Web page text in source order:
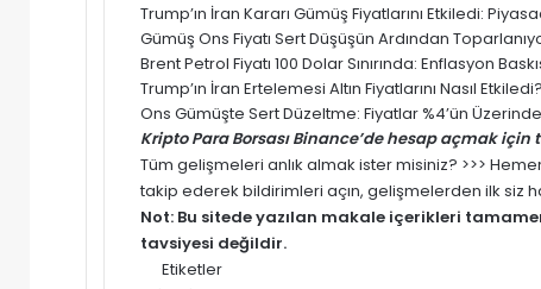
Trump’ın İran Kararı Gümüş Fiyatlarını Etkiledi:
Gümüş Ons Fiyatı Sert Düşüşün Ardından
Brent Petrol Fiyatı 100 Dolar Sınırında: Enflasyon
Trump’ın İran Ertelemesi Altın Fiyatlarını Nasıl
Ons Gümüşte Sert Düzeltme: Fiyatlar %4’ün
Kripto Para Borsası Binance’de hesap açmak için
Tüm gelişmeleri anlık almak ister misiniz? >>>
takip ederek bildirimleri açın, gelişmelerden ilk siz
Not: Bu sitede yazılan makale içerikleri
tavsiyesi değildir.
Etiketler